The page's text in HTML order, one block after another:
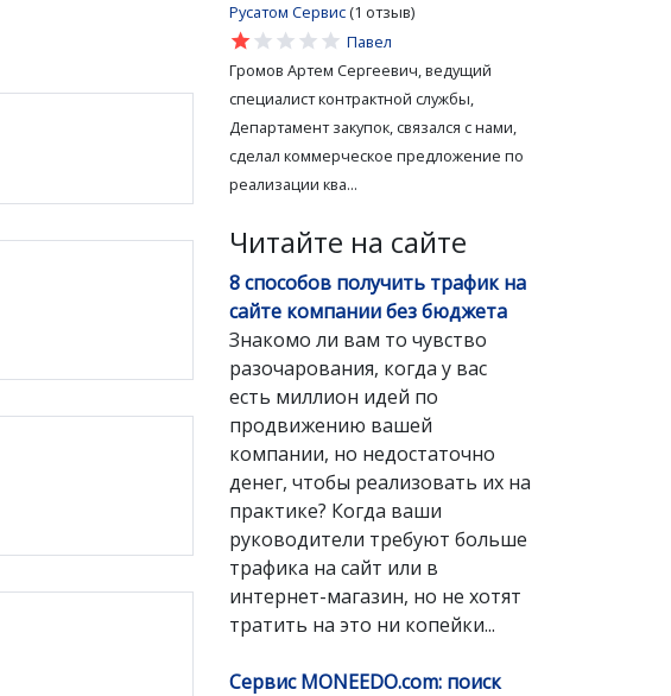
Русатом Сервис (1 отзыв)
star
star
star
star
star
Павел
Громов Артем Сергеевич, ведущий
специалист контрактной службы,
Департамент закупок, связался с нами,
сделал коммерческое предложение по
реализации ква...
Читайте на сайте
8 способов получить трафик на
сайте компании без бюджета
Знакомо ли вам то чувство
разочарования, когда у вас
есть миллион идей по
продвижению вашей
компании, но недостаточно
денег, чтобы реализовать их на
практике? Когда ваши
руководители требуют больше
трафика на сайт или в
интернет-магазин, но не хотят
тратить на это ни копейки...
Сервис MONEEDO.com: поиск